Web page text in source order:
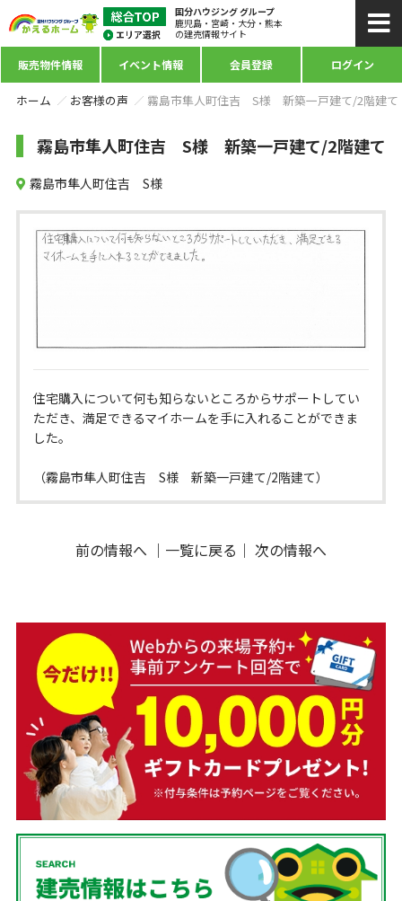
国分ハウジング グループ
鹿児島・宮崎・大分・熊本
の建売情報サイト
販売物件情報 イベント情報 会員登録 ログイン
ホーム お客様の声 霧島市隼人町住吉 S様 新築一戸建て/2階建て
霧島市隼人町住吉 S様 新築一戸建て/2階建て
霧島市隼人町住吉 S様
住宅購入について何も知らないところからサポートしてい
ただき、満足できるマイホームを手に入れることができま
した。
（霧島市隼人町住吉 S様 新築一戸建て/2階建て）
前の情報へ ｜ 一覧に戻る ｜ 次の情報へ